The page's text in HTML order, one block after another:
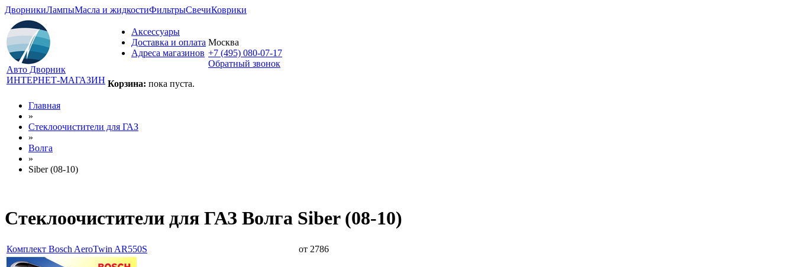
ДворникиЛампыМасла и жидкостиФильтрыСвечиКоврики
Авто Дворник
ИНТЕРНЕТ-МАГАЗИН
Аксессуары
Доставка и оплата
Адреса магазинов
Корзина: пока пуста.
Москва
+7 (495) 080-07-17
Обратный звонок
Главная
»
Стеклоочистители для ГАЗ
»
Волга
»
Siber (08-10)
Стеклоочистители для ГАЗ Волга Siber (08-10)
Комплект Bosch AeroTwin AR550S от 2786